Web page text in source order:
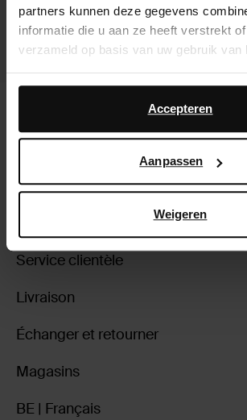
partners kunnen deze gegevens
informatie die u aan ze heeft verstrekt
verzameld op basis van uw gebruik van
Daarnaast werken wij samen met
advertentie- en meetdoeleinden. Meer
hoe Google uw persoonsgegevens
Accepteren
Aanpassen
Weigeren
Bottes hautes stretch à petit talon -
79.00
bordeaux
75.00
Service clientèle
Livraison
Échanger et retourner
Magasins
BE | Français